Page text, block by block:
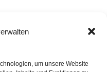
um unsere Website